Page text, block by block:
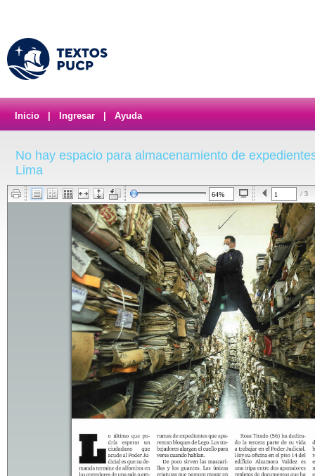
Inicio Ingresar Ayuda
No hay espacio para almacenamiento de
Lima
/ 3